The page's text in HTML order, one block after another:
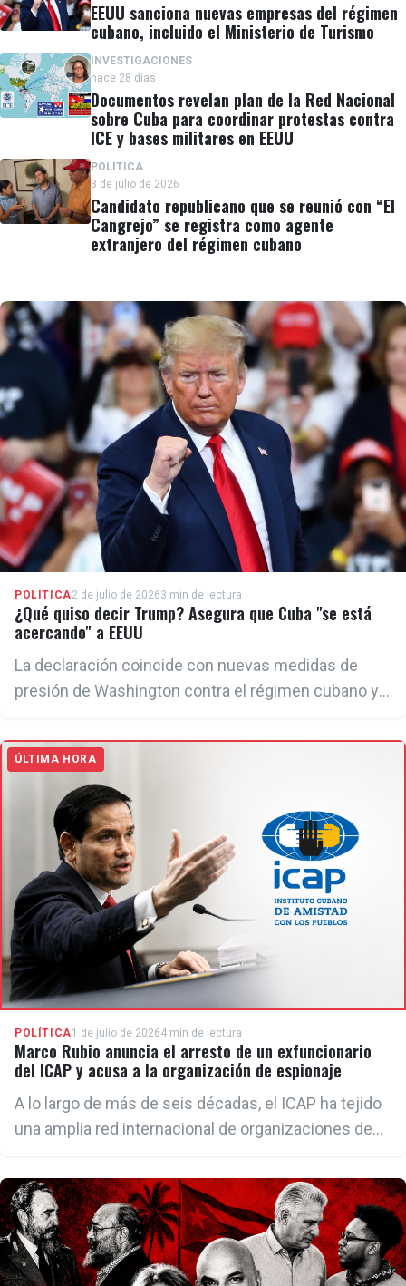
EEUU sanciona nuevas empresas del régimen
cubano, incluido el Ministerio de Turismo
INVESTIGACIONES
hace 28 días
Documentos revelan plan de la Red Nacional
sobre Cuba para coordinar protestas contra
ICE y bases militares en EEUU
POLÍTICA
3 de julio de 2026
Candidato republicano que se reunió con “El
Cangrejo” se registra como agente
extranjero del régimen cubano
POLÍTICA2 de julio de 20263 min de lectura
¿Qué quiso decir Trump? Asegura que Cuba "se está
acercando" a EEUU
La declaración coincide con nuevas medidas de
presión de Washington contra el régimen cubano y
vinculado al ICAP.
ÚLTIMA HORA
POLÍTICA1 de julio de 20264 min de lectura
Marco Rubio anuncia el arresto de un exfuncionario
del ICAP y acusa a la organización de espionaje
A lo largo de más de seis décadas, el ICAP ha tejido
una amplia red internacional de organizaciones de
comunistas, sindicatos, movimientos
antiimperialistas y grupos de izquierda en decenas
de países.